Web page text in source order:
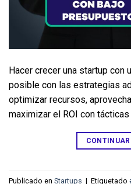
Hacer crecer una startup
posible con las estrategias
optimizar recursos,
maximizar el ROI con
CONTINUAR
Publicado en Startups | Etiquetado